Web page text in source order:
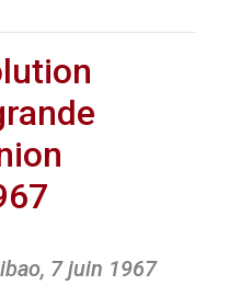
7 juin 1967